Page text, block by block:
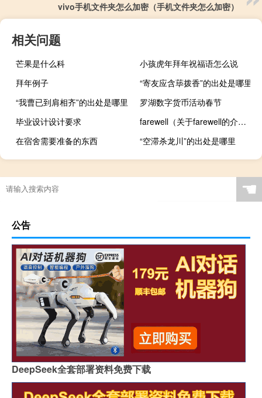
vivo手机文件夹怎么加密（手机文件夹怎么加密）
相关问题
芒果是什么科
小孩虎年拜年祝福语怎么说
拜年例子
“寄友应含荜拨香”的出处是哪里
“我曹已到肩相齐”的出处是哪里
罗湖数字货币活动春节
毕业设计设计要求
farewell（关于farewell的介绍）
在宿舍需要准备的东西
“空滞杀龙川”的出处是哪里
☚
公告
DeepSeek全套部署资料免费下载